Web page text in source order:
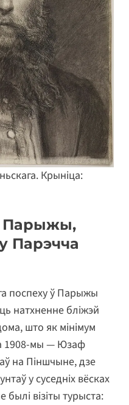
Крыніца:
Парыжы,
Парэчча
поспеху ў Парыжы
натхненне бліжэй
што як мінімум
1908-мы — Юзаф
на Піншчыне, дзе
у суседніх вёсках
былі візіты турыста: